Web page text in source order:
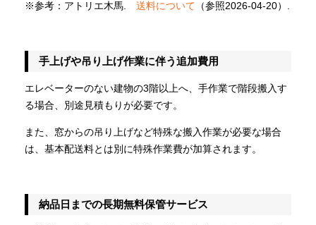
※参考：アトリエ木馬. 送料について （参照2026-04-20）.
手上げや吊り上げ作業に伴う追加費用
エレベーターのない建物の3階以上へ、手作業で階段搬入す
る場合、別途見積もりが必要です。
また、窓からの吊り上げなど特殊な搬入作業が必要な場合
は、基本配送料とは別に特殊作業費が加算されます。
納品日までの長期無料保管サービス